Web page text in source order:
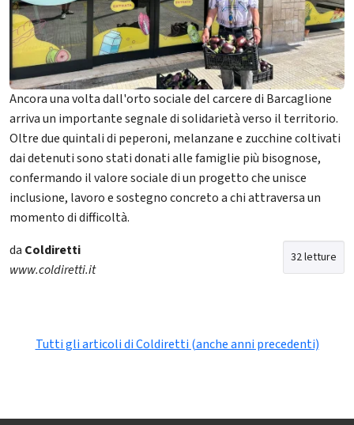
Ancora una volta dall'orto sociale del carcere di Barcaglione
arriva un importante segnale di solidarietà verso il territorio.
Oltre due quintali di peperoni, melanzane e zucchine coltivati
dai detenuti sono stati donati alle famiglie più bisognose,
confermando il valore sociale di un progetto che unisce
inclusione, lavoro e sostegno concreto a chi attraversa un
momento di difficoltà.
32 letture
da Coldiretti
www.coldiretti.it
Tutti gli articoli di Coldiretti (anche anni precedenti)